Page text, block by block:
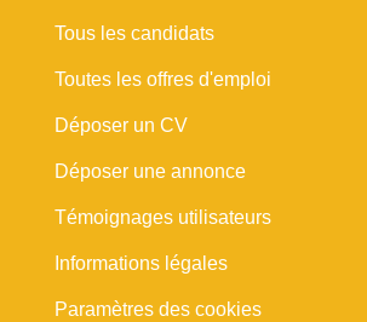
Tous les candidats
Toutes les offres d'emploi
Déposer un CV
Déposer une annonce
Témoignages utilisateurs
Informations légales
Paramètres des cookies